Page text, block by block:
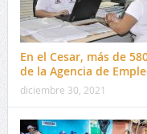
En el Cesar, más de
de la Agencia de
diciembre 30, 2021